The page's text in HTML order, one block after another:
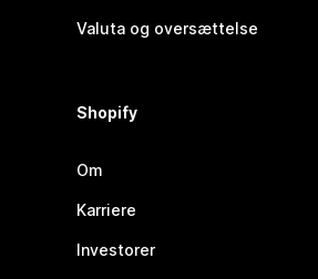
Valuta og oversættelse
Shopify
Om
Karriere
Investorer